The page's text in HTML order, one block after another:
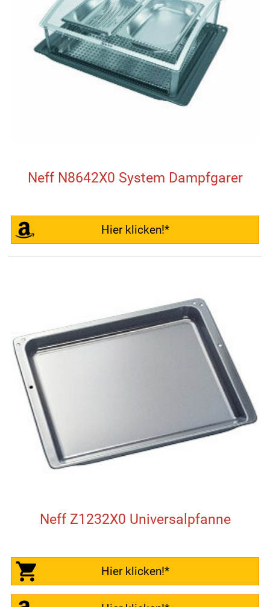
Neff N8642X0 System Dampfgarer
Hier klicken!*
Neff Z1232X0 Universalpfanne
Hier klicken!*